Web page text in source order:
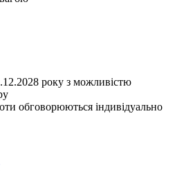
року з можливістю
обговорюються індивідуально